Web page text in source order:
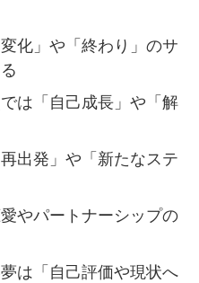
化」や「終わり」のサ
は「自己成長」や「解
出発」や「新たなステ
やパートナーシップの
は「自己評価や現状へ